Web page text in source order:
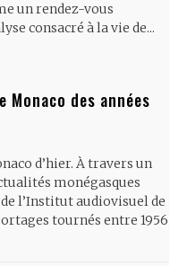
un rendez-vous
consacré à la vie de...
Monaco des années
d’hier. À travers un
monégasques
l’Institut audiovisuel de
tournés entre 1956